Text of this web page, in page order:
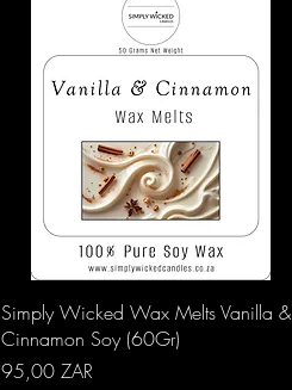
Aperçu rapide
Simply Wicked Wax Melts Vanilla &
Cinnamon Soy (60Gr)
Prix
95,00 ZAR